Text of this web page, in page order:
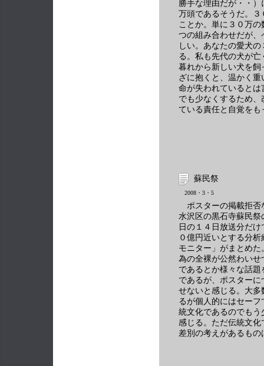
勝手な理由だが・・
万頭であるそうだ。
ことか。単に３０万
つの組み合わせだが
しい。あなたの愛犬
る。私も先代の犬が
暮れから新しい犬を
ざに抱くと、温かく
命が失われていると
でも少なくするため
ている責任と自覚を
蘇民祭
2008・3・5
ポスターの掲載拒否
水沢区の黒石寺蘇民
日の１４日放送分だ
０億円近いとする分
モニター」がまとめ
為の全裸が公然わい
であるとか様々な話
であるが、ポスター
せないと感じる。大
るが個人的にはセー
統文化であるのでも
感じる。ただ伝統文
差別の考えがあるも